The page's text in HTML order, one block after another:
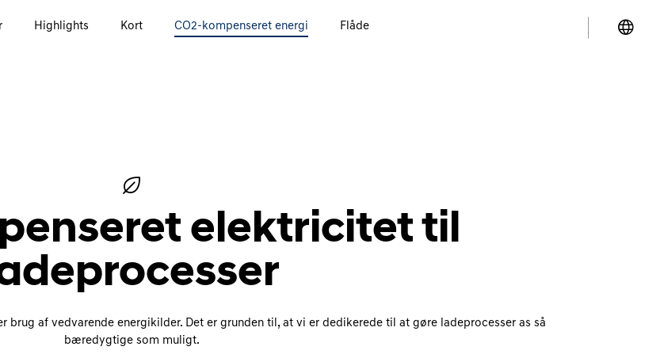
Highlights Kort CO2-kompenseret energi Flåde
elektricitet til
af vedvarende energikilder. Det er grunden til, at vi er dedikerede til at gøre ladeprocesser as så
bæredygtige som muligt.